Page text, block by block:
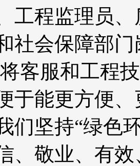
工程监理员
社会保障部
将客服和工程
于能更方便
们坚持“绿色
、敬业、有